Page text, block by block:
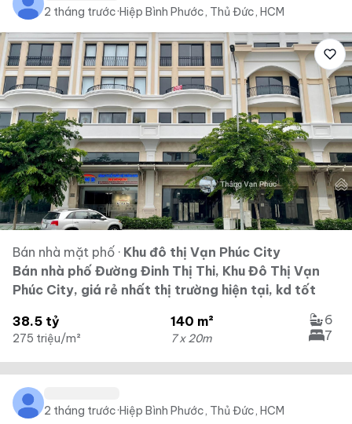
2 tháng trước·Hiệp Bình Phước, Thủ Đức, HCM
Bán nhà mặt phố · Khu đô thị Vạn Phúc City
Bán nhà phố Đường Đinh Thị Thi, Khu Đô Thị Vạn
Phúc City, giá rẻ nhất thị trường hiện tại, kd tốt
38.5 tỷ
275 triệu/m²
140 m²
7 x 20m
6
7
2 tháng trước·Hiệp Bình Phước, Thủ Đức, HCM